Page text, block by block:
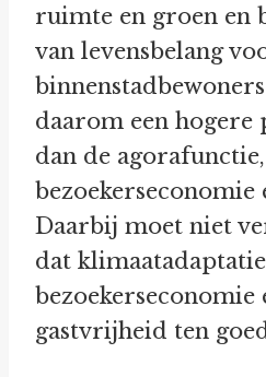
ruimte en groen en
van levensbelang
daarom een
dan de agorafunctie,
bezoekerseconomie
Daarbij moet niet
dat
bezoekerseconomie
gastvrijheid ten